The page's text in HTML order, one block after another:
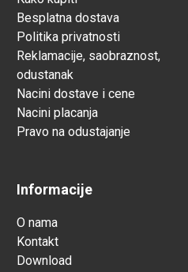
Besplatna dostava
Politika privatnosti
Reklamacije, saobraznost,
odustanak
Nacini dostave i cene
Nacini placanja
Pravo na odustajanje
Informacije
O nama
Kontakt
Download